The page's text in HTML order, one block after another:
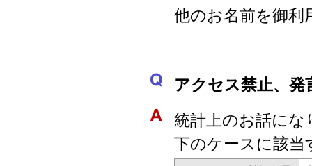
他のお名前を御利
アクセス禁止、
統計上のお話にな
下のケースに該当